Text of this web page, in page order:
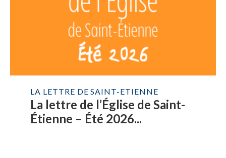
LA LETTRE DE SAINT-ETIENNE
La lettre de l’Église de Saint-
Étienne – Été 2026...